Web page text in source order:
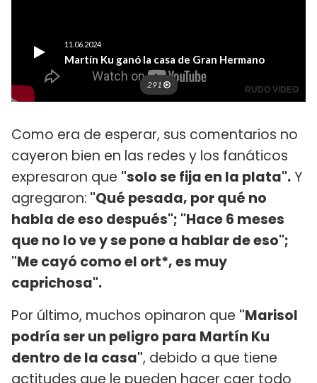
Como era de esperar, sus comentarios no
cayeron bien en las redes y los fanáticos
expresaron que "solo se fija en la plata".Y
agregaron: "Qué pesada, por qué no
habla de eso después"; "Hace 6 meses
que no lo ve y se pone a hablar de eso";
"Me cayó como el ort*, es muy
caprichosa".
Por último, muchos opinaron que "Marisol
podría ser un peligro para Martín Ku
dentro de la casa", debido a que tiene
actitudes que le pueden hacer caer todo